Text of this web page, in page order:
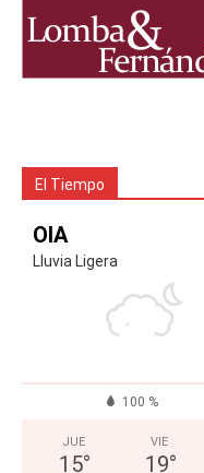
El Tiempo
OIA
Lluvia Ligera
100 %
JUE
15°
VIE
19°